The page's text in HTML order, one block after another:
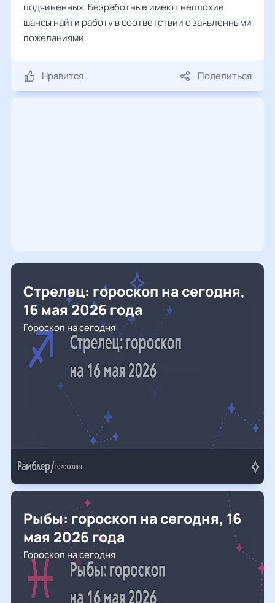
подчиненных. Безработные имеют неплохие
шансы найти работу в соответствии с заявленными
пожеланиями.
Нравится Поделиться
Стрелец: гороскоп на сегодня,
16 мая 2026 года
Гороскоп на сегодня
Рыбы: гороскоп на сегодня, 16
мая 2026 года
Гороскоп на сегодня